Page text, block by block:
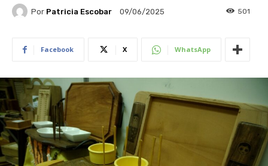
Por Patricia Escobar 09/06/2025 501
Facebook X WhatsApp